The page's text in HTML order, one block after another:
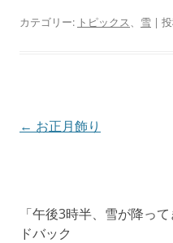
カテゴリー: トピックス、 雪 |
投
ビ
ゲ
← お正月飾り
「午後3時半、雪が降って
ドバック